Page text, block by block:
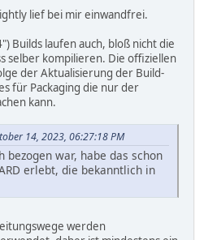
lief bei mir einwandfrei.
Builds laufen auch, bloß nicht die
selber kompilieren. Die offiziellen
der Aktualisierung der Build-
für Packaging die nur der
kann.
14, 2023, 06:27:18 PM
bezogen war, habe das schon
erlebt, die bekanntlich in
werden